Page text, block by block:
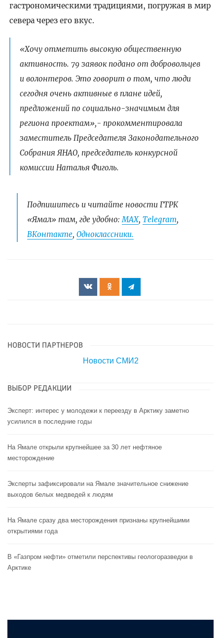
гастрономическими традициями, погружая в мир
севера через его вкус.
«Хочу отметить высокую общественную
активность. 79 заявок подано от добровольцев
и волонтеров. Это говорит о том, что люди
сегодня очень активные в плане идей,
предложений по социально-значимым для
региона проектам»,- прокомментировала
заместитель Председателя Законодательного
Собрания ЯНАО, председатель конкурсной
комиссии Наталья Фиголь.
Подпишитесь и читайте новости ГТРК
«Ямал» там, где удобно:МАХ, Telegram,
ВКонтакте, Одноклассники.
НОВОСТИ ПАРТНЕРОВ
Новости СМИ2
ВЫБОР РЕДАКЦИИ
Эксперт: интерес у молодежи к переезду в Арктику заметно
усилился в последние годы
На Ямале открыли крупнейшее за 30 лет нефтяное
месторождение
Эксперты зафиксировали на Ямале значительное снижение
выходов белых медведей к людям
На Ямале сразу два месторождения признаны крупнейшими
открытиями года
В «Газпром нефти» отметили перспективы геологоразведки в
Арктике